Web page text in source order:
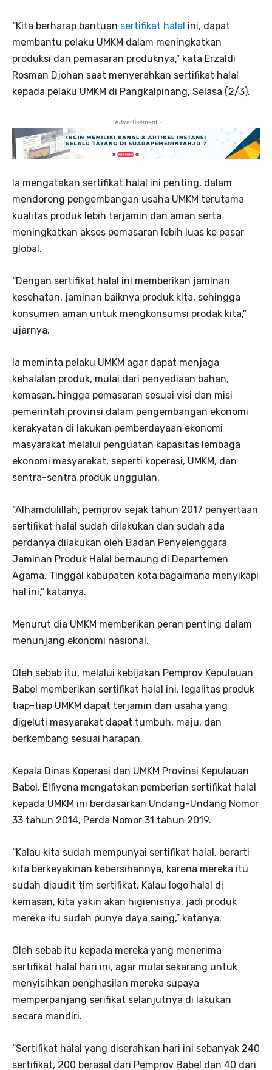
“Kita berharap bantuan sertifikat halal ini, dapat
membantu pelaku UMKM dalam meningkatkan
produksi dan pemasaran produknya,” kata Erzaldi
Rosman Djohan saat menyerahkan sertifikat halal
kepada pelaku UMKM di Pangkalpinang, Selasa (2/3).
- Advertisement -
Ia mengatakan sertifikat halal ini penting, dalam
mendorong pengembangan usaha UMKM terutama
kualitas produk lebih terjamin dan aman serta
meningkatkan akses pemasaran lebih luas ke pasar
global.
“Dengan sertifikat halal ini memberikan jaminan
kesehatan, jaminan baiknya produk kita, sehingga
konsumen aman untuk mengkonsumsi prodak kita,”
ujarnya.
Ia meminta pelaku UMKM agar dapat menjaga
kehalalan produk, mulai dari penyediaan bahan,
kemasan, hingga pemasaran sesuai visi dan misi
pemerintah provinsi dalam pengembangan ekonomi
kerakyatan di lakukan pemberdayaan ekonomi
masyarakat melalui penguatan kapasitas lembaga
ekonomi masyarakat, seperti koperasi, UMKM, dan
sentra-sentra produk unggulan.
“Alhamdulillah, pemprov sejak tahun 2017 penyertaan
sertifikat halal sudah dilakukan dan sudah ada
perdanya dilakukan oleh Badan Penyelenggara
Jaminan Produk Halal bernaung di Departemen
Agama. Tinggal kabupaten kota bagaimana menyikapi
hal ini,” katanya.
Menurut dia UMKM memberikan peran penting dalam
menunjang ekonomi nasional.
Oleh sebab itu, melalui kebijakan Pemprov Kepulauan
Babel memberikan sertifikat halal ini, legalitas produk
tiap-tiap UMKM dapat terjamin dan usaha yang
digeluti masyarakat dapat tumbuh, maju, dan
berkembang sesuai harapan.
Kepala Dinas Koperasi dan UMKM Provinsi Kepulauan
Babel, Elfiyena mengatakan pemberian sertifikat halal
kepada UMKM ini berdasarkan Undang-Undang Nomor
33 tahun 2014, Perda Nomor 31 tahun 2019.
“Kalau kita sudah mempunyai sertifikat halal, berarti
kita berkeyakinan kebersihannya, karena mereka itu
sudah diaudit tim sertifikat. Kalau logo halal di
kemasan, kita yakin akan higienisnya, jadi produk
mereka itu sudah punya daya saing,” katanya.
Oleh sebab itu kepada mereka yang menerima
sertifikat halal hari ini, agar mulai sekarang untuk
menyisihkan penghasilan mereka supaya
memperpanjang serifikat selanjutnya di lakukan
secara mandiri.
“Sertifikat halal yang diserahkan hari ini sebanyak 240
sertifikat, 200 berasal dari Pemprov Babel dan 40 dari